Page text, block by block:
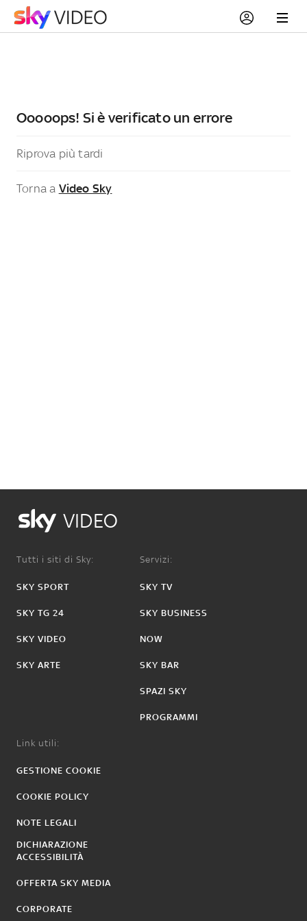
Ooooops! Si è verificato un errore
Riprova più tardi
Torna a Video Sky
VIDEO
Tutti i siti di Sky:
SKY SPORT
SKY TG 24
SKY VIDEO
SKY ARTE
Servizi:
SKY TV
SKY BUSINESS
NOW
SKY BAR
SPAZI SKY
PROGRAMMI
Link utili:
GESTIONE COOKIE
COOKIE POLICY
NOTE LEGALI
DICHIARAZIONE
ACCESSIBILITÀ
OFFERTA SKY MEDIA
CORPORATE